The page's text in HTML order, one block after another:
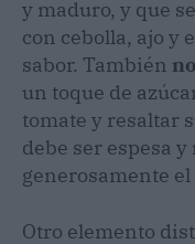
y maduro, y que
con cebolla, ajo y
sabor. También
un toque de
tomate y resaltar
debe ser espesa
generosamente el
Otro elemento